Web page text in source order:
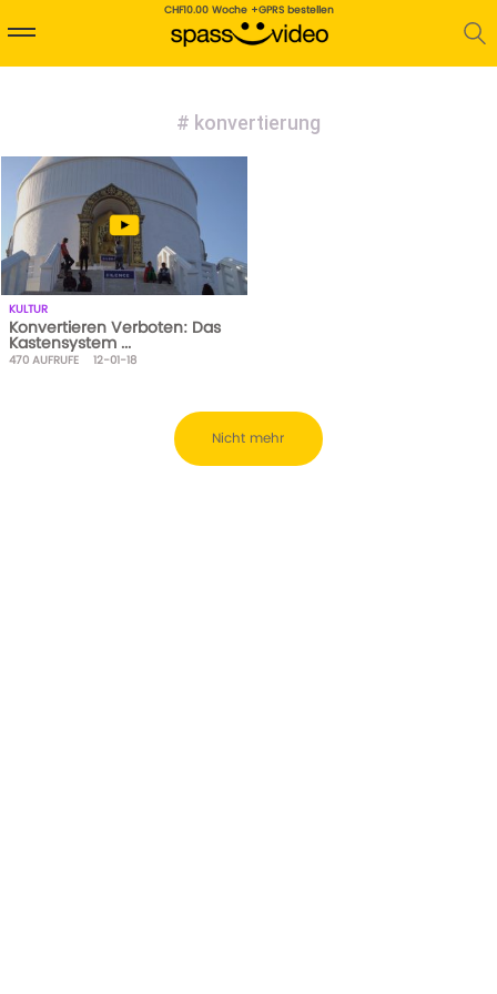
CHF10.00 Woche +GPRS bestellen
# konvertierung
KULTUR
Konvertieren Verboten: Das
Kastensystem ...
470AUFRUFE 12-01-18
Nicht mehr